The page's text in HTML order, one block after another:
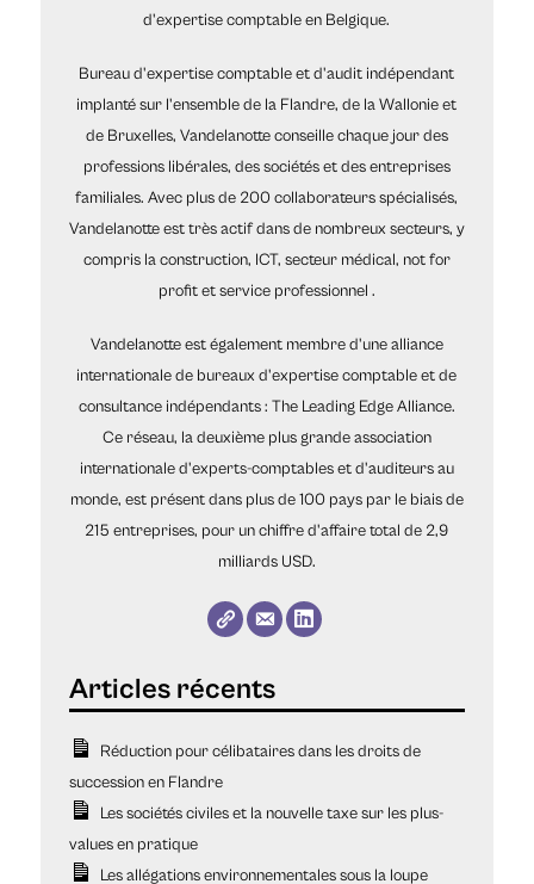
d'expertise comptable en Belgique.
Bureau d'expertise comptable et d'audit indépendant
implanté sur l'ensemble de la Flandre, de la Wallonie et
de Bruxelles, Vandelanotte conseille chaque jour des
professions libérales, des sociétés et des entreprises
familiales. Avec plus de 200 collaborateurs spécialisés,
Vandelanotte est très actif dans de nombreux secteurs, y
compris la construction, ICT, secteur médical, not for
profit et service professionnel .
Vandelanotte est également membre d'une alliance
internationale de bureaux d'expertise comptable et de
consultance indépendants : The Leading Edge Alliance.
Ce réseau, la deuxième plus grande association
internationale d'experts-comptables et d'auditeurs au
monde, est présent dans plus de 100 pays par le biais de
215 entreprises, pour un chiffre d'affaire total de 2,9
milliards USD.
Réduction pour célibataires dans les droits de
succession en Flandre
Les sociétés civiles et la nouvelle taxe sur les plus-
values en pratique
Les allégations environnementales sous la loupe